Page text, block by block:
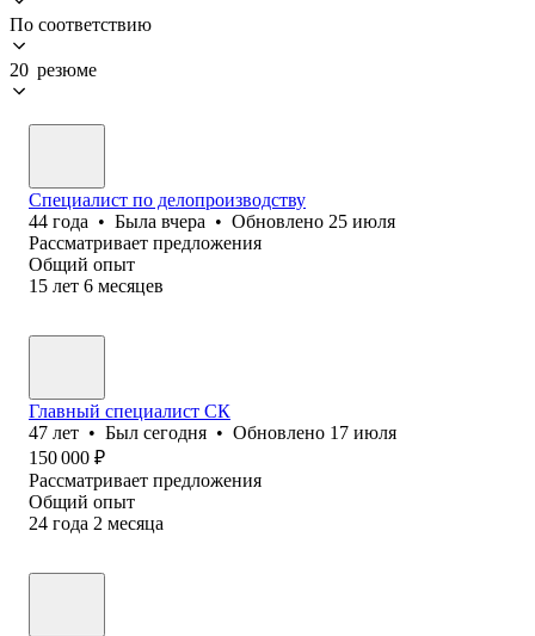
По соответствию
20 резюме
Специалист по делопроизводству
44 года • Была вчера • Обновлено 25 июля
Рассматривает предложения
Общий опыт
15 лет 6 месяцев
Главный специалист СК
47 лет • Был сегодня • Обновлено 17 июля
150 000 ₽
Рассматривает предложения
Общий опыт
24 года 2 месяца